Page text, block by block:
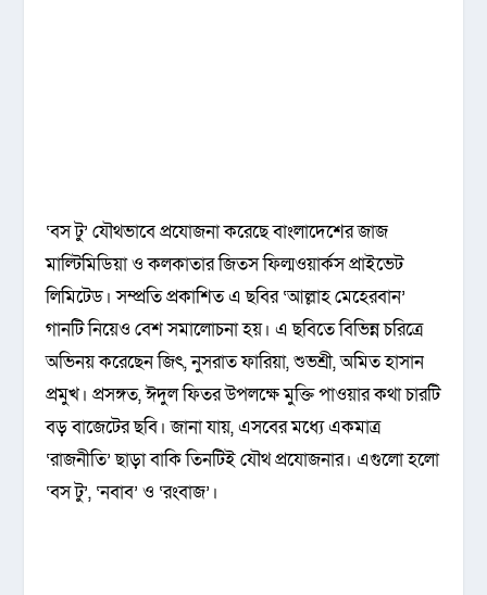
‘বস টু’ যৌথভাবে প্রযোজনা করেছে বাংলাদেশের জাজ
মাল্টিমিডিয়া ও কলকাতার জিতস ফিল্মওয়ার্কস প্রাইভেট
লিমিটেড। সম্প্রতি প্রকাশিত এ ছবির ‘আল্লাহ মেহেরবান’
গানটি নিয়েও বেশ সমালোচনা হয়। এ ছবিতে বিভিন্ন চরিত্রে
অভিনয় করেছেন জিৎ, নুসরাত ফারিয়া, শুভশ্রী, অমিত হাসান
প্রমুখ। প্রসঙ্গত, ঈদুল ফিতর উপলক্ষে মুক্তি পাওয়ার কথা চারটি
বড় বাজেটের ছবি। জানা যায়, এসবের মধ্যে একমাত্র
‘রাজনীতি’ ছাড়া বাকি তিনটিই যৌথ প্রযোজনার। এগুলো হলো
‘বস টু’, ‘নবাব’ ও ‘রংবাজ’।